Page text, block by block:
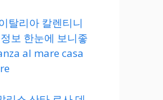
탈리아 칼렌티니
보 한눈에 보니좋
al mare casa